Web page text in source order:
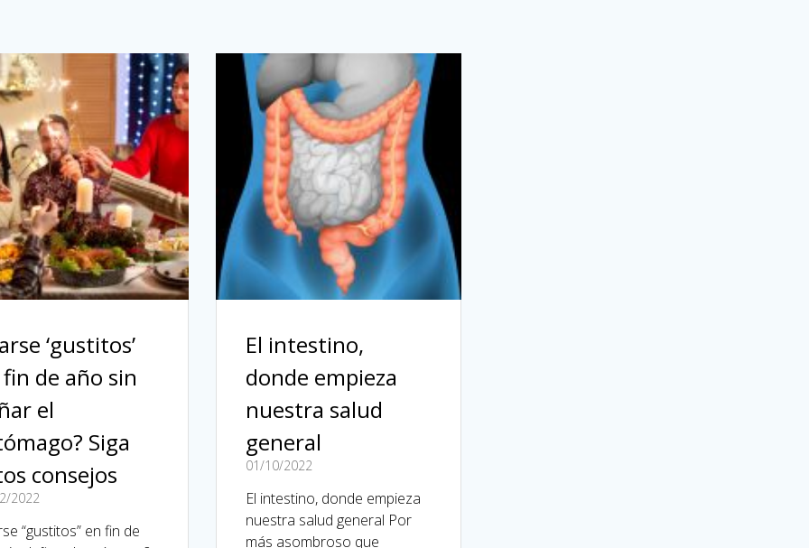
‘gustitos’
de año sin
el
Siga
consejos
2022
“gustitos” en fin de
El intestino,
donde empieza
nuestra salud
general
01/10/2022
El intestino, donde empieza
nuestra salud general Por
más asombroso que